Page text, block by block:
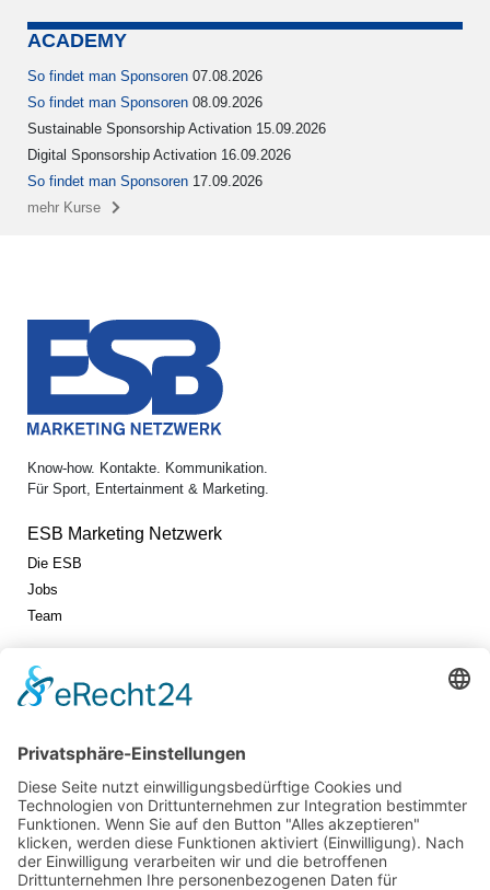
ACADEMY
So findet man Sponsoren 07.08.2026
So findet man Sponsoren 08.09.2026
Sustainable Sponsorship Activation 15.09.2026
Digital Sponsorship Activation 16.09.2026
So findet man Sponsoren 17.09.2026
mehr Kurse
Know-how. Kontakte. Kommunikation.
Für Sport, Entertainment & Marketing.
ESB Marketing Netzwerk
Die ESB
Jobs
Team
Jetzt vernetzen!
Die ESB auf LinkedIn
Newsletter abonnieren
Events
360° ENTERTAINMENT